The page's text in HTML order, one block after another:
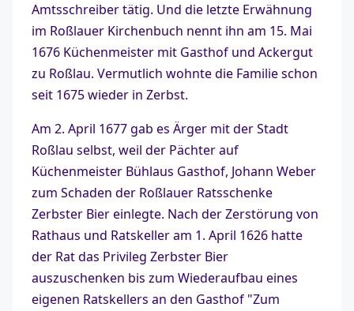
Amtsschreiber tätig. Und die letzte Erwähnung
im Roßlauer Kirchenbuch nennt ihn am 15. Mai
1676 Küchenmeister mit Gasthof und Ackergut
zu Roßlau. Vermutlich wohnte die Familie schon
seit 1675 wieder in Zerbst.
Am 2. April 1677 gab es Ärger mit der Stadt
Roßlau selbst, weil der Pächter auf
Küchenmeister Bühlaus Gasthof, Johann Weber
zum Schaden der Roßlauer Ratsschenke
Zerbster Bier einlegte. Nach der Zerstörung von
Rathaus und Ratskeller am 1. April 1626 hatte
der Rat das Privileg Zerbster Bier
auszuschenken bis zum Wiederaufbau eines
eigenen Ratskellers an den Gasthof "Zum